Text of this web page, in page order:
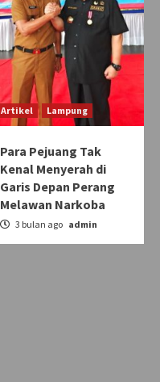
Artikel Lampung
Para Pejuang Tak
Kenal Menyerah di
Garis Depan Perang
Melawan Narkoba
3 bulan ago admin